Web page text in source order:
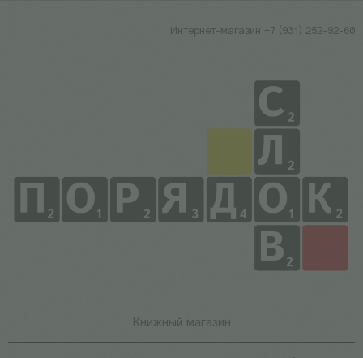
Интернет-магазин +7 (931) 252-92-60
Книжный магазин